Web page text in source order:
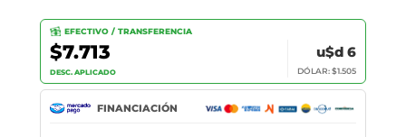
EFECTIVO / TRANSFERENCIA
$7.713
DESC. APLICADO
u$d 6
DÓLAR: $1.505
FINANCIACIÓN